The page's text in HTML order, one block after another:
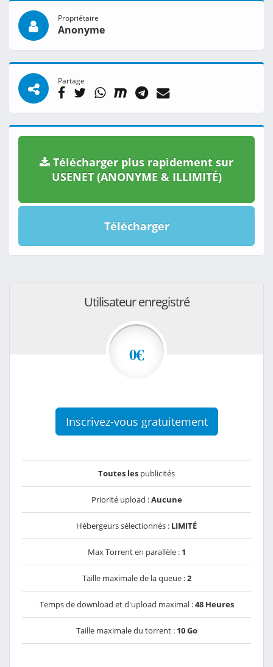
Propriétaire
Anonyme
Partage
Télécharger plus rapidement sur
USENET (ANONYME & ILLIMITÉ)
Télécharger
Utilisateur enregistré
0€
Inscrivez-vous gratuitement
Toutes les publicités
Priorité upload :Aucune
Hébergeurs sélectionnés : LIMITÉ
Max Torrent en parallèle : 1
Taille maximale de la queue :2
Temps de download et d'upload maximal :48 Heures
Taille maximale du torrent : 10 Go